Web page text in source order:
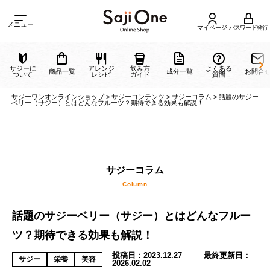
メニュー マイページ パスワード発行
サジーに アレンジ 飲み方 成分一覧 よくある
サジーワンオンラインショップ > サジーコンテンツ>サジーコラム
サジーコラム
話題のサジーベリー（サジー）とはどんなフルー
ツ？期待できる効果も解説！
サジー 栄養 美容 投稿日：2023.12.27 │最終更新日：
2026.02.02